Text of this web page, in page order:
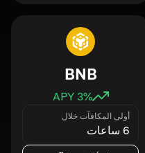
BNB
3% APY
أولى المكافآت خلال
6 ساعات